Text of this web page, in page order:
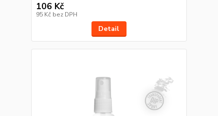
106 Kč
95 Kč bez DPH
Detail